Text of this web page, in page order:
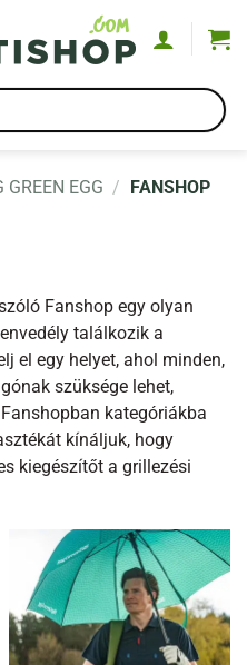
GREEN EGG / FANSHOP
Fanshop egy olyan
találkozik a
el egy helyet, ahol minden,
szüksége lehet,
kategóriákba
kínáljuk, hogy
kiegészítőt a grillezési